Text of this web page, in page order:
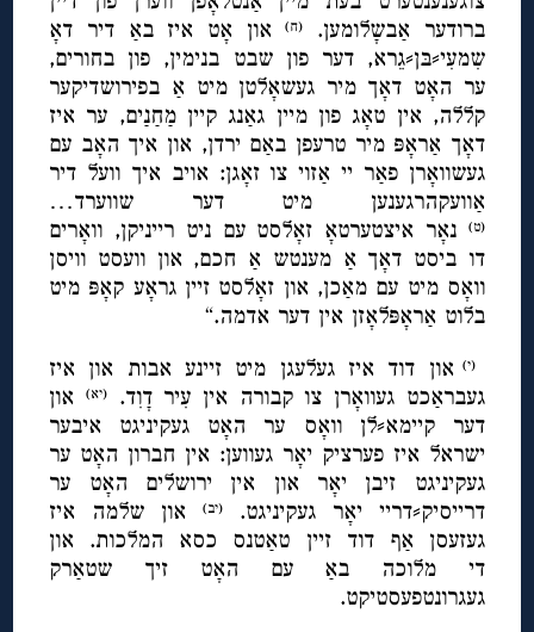
ברודער אַבשָלומען.
(ח)און אָט איז באַ דיר דאָ
שִמעִי⸗בּן⸗גֵרא, דער פון שבט בנימין, פון בחורים,
ער האָט דאָך מיר געשאָלטן מיט אַ בפירושדיקער
קללה, אין טאָג פון מיין גאַנג קיין מַחַנַים, ער איז
דאָך אַראָפּ מיר טרעפן באַם ירדן, און איך האָב עם
געשוואָרן פאַר יי אַזוי צו זאָגן: אויב איך וועל דיר
אַוועקהרגענען מיט דער שווערד…
(ט)
נאָר איצטערטאָ זאָלסט עם ניט רייניקן, וואָרים
דו ביסט דאָך אַ מענטש אַ חכם, און וועסט וויסן
וואָס מיט עם מאַכן, און זאָלסט זיין גראָע קאָפּ מיט
בלוט אַראָפּלאָזן אין דער אדמה.“
(י) און דוד איז געלעגן מיט זיינע אבות און איז
געבראַכט געוואָרן צו קבורה אין עִיר דָוִד.(יא)
און
דער קיימא⸗לן וואָס ער האָט געקיניגט איבער
ישראל איז פערציק יאָר געווען: אין חברון האָט ער
געקיניגט זיבן יאָר און אין ירושלים האָט ער
דרייסיק⸗דריי יאָר געקיניגט.
(יב)
און שלמה איז
געזעסן אַף דוד זיין טאַטנס כסא המלכות. און
די מלוכה באַ עם האָט זיך שטאַרק
געגרונטפעסטיקט.